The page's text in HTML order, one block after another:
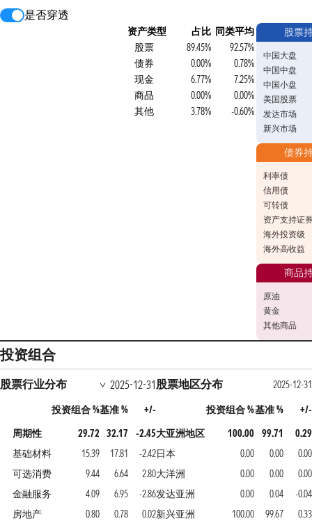
是否穿透
资产类型 占比 同类平均
股票
89.45%
92.57%
债券
0.00%
0.78%
现金
6.77%
7.25%
商品
0.00%
0.00%
其他
3.78% -0.60%
股票
中国大盘
中国中盘
中国小盘
美国股票
发达市场
新兴市场
债券
利率债
信用债
可转债
资产支持证
海外投资级
海外高收益
商品
原油
黄金
其他商品
投资组合
股票行业分布 2025-12-31
投资组合 %基准 %
+/-
周期性
29.72 32.17
-2.45
基础材料
15.39 17.81
-2.42
可选消费
9.44 6.64
2.80
金融服务
4.09 6.95
-2.86
房地产
0.80 0.78 0.02
股票地区分布
2025-12-31
投资组合 %基准 %
+/-
大亚洲地区
100.00 99.71
0.29
日本
0.00 0.00
0.00
大洋洲
0.00 0.00
0.00
发达亚洲
0.00 0.04
-0.04
新兴亚洲
100.00 99.67 0.33